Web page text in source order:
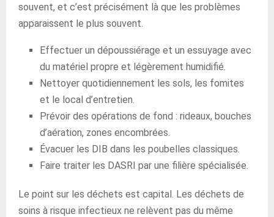
souvent, et c’est précisément là que les problèmes
apparaissent le plus souvent.
Effectuer un dépoussiérage et un essuyage avec
du matériel propre et légèrement humidifié.
Nettoyer quotidiennement les sols, les fomites
et le local d’entretien.
Prévoir des opérations de fond : rideaux, bouches
d’aération, zones encombrées.
Évacuer les DIB dans les poubelles classiques.
Faire traiter les DASRI par une filière spécialisée.
Le point sur les déchets est capital. Les déchets de
soins à risque infectieux ne relèvent pas du même